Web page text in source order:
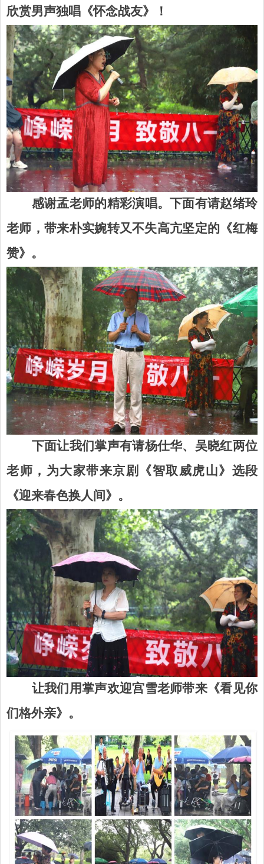
欣赏男声独唱《怀念战友》！
感谢孟老师的精彩演唱。下面有请赵绪玲
老师，带来朴实婉转又不失高亢坚定的《红梅
赞》。
下面让我们掌声有请杨仕华、吴晓红两位
老师，为大家带来京剧《智取威虎山》选段
《迎来春色换人间》。
让我们用掌声欢迎宫雪老师带来《看见你
们格外亲》。